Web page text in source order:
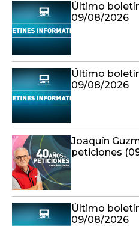
Último
09/08/2026
Último
09/08/2026
Joaquín
peticiones
Último
09/08/2026